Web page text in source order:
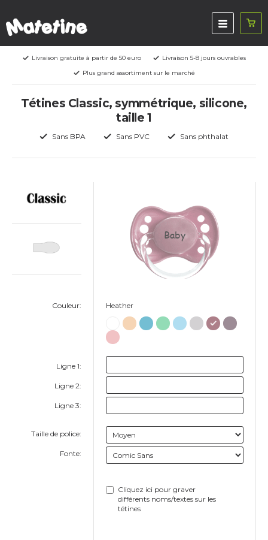
Livraison gratuite à partir de 50 euro
Livraison 5-8 jours ouvrables
Plus grand assortiment sur le marché
Tétines Classic, symmétrique, silicone,
taille 1
Sans BPA Sans PVC Sans phthalat
Couleur:
Ligne 1:
Ligne 2:
Ligne 3:
Taille de police:
Fonte:
Baby
Heather
Cliquez ici pour graver
différents noms/textes sur les
tétines